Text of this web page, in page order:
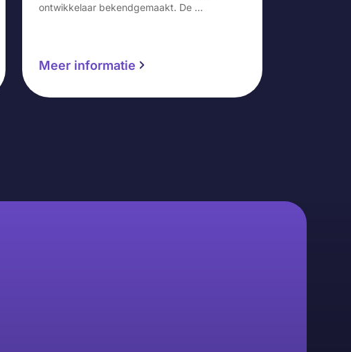
ontwikkelaar bekendgemaakt. De …
Meer informatie